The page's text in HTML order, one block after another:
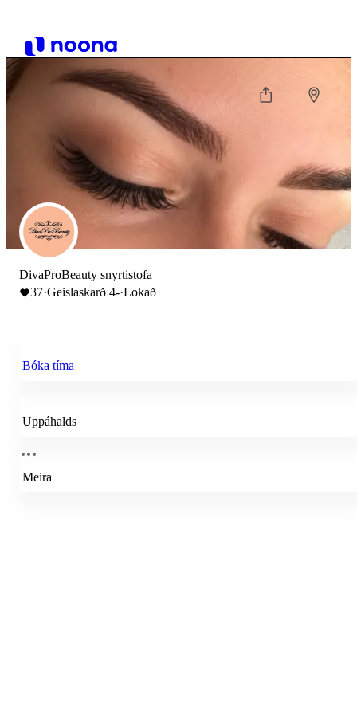
DivaProBeauty snyrtistofa
37·Geislaskarð 4-·Lokað
Bóka tíma
Uppáhalds
Meira